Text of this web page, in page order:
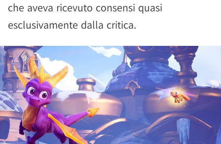
che aveva ricevuto consensi quasi
esclusivamente dalla critica.